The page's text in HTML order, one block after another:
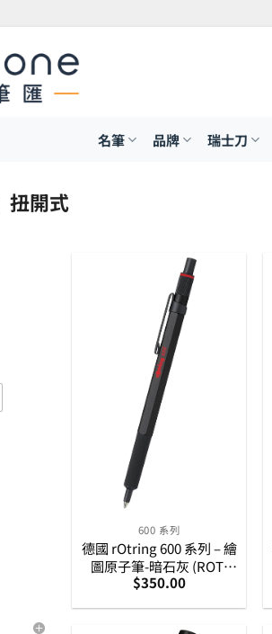
名筆 品牌 瑞士刀
扭開式
600 系列
德國 rOtring 600 系列 – 繪
圖原子筆-暗石灰 (ROT-
600-GRY-BP)
$350.00